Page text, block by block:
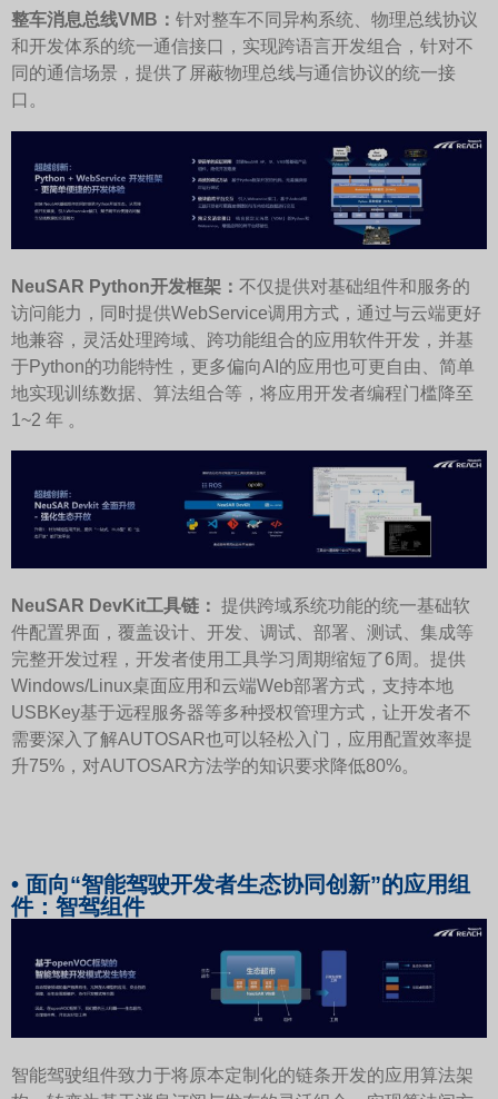
整车消息总线VMB： 针对整车不同异构系统、物理总线协议
和开发体系的统一通信接口，实现跨语言开发组合，针对不
同的通信场景，提供了屏蔽物理总线与通信协议的统一接
口。
NeuSAR Python开发框架： 不仅提供对基础组件和服务的
访问能力，同时提供WebService调用方式，通过与云端更好
地兼容，灵活处理跨域、跨功能组合的应用软件开发，并基
于Python的功能特性，更多偏向AI的应用也可更自由、简单
地实现训练数据、算法组合等，将应用开发者编程门槛降至
1~2 年 。
NeuSAR DevKit工具链： 提供跨域系统功能的统一基础软
件配置界面，覆盖设计、开发、调试、部署、测试、集成等
完整开发过程，开发者使用工具学习周期缩短了6周。提供
Windows/Linux桌面应用和云端Web部署方式，支持本地
USBKey基于远程服务器等多种授权管理方式，让开发者不
需要深入了解AUTOSAR也可以轻松入门，应用配置效率提
升75%，对AUTOSAR方法学的知识要求降低80%。
• 面向“智能驾驶开发者生态协同创新”的应用组
件：智驾组件
智能驾驶组件致力于将原本定制化的链条开发的应用算法架